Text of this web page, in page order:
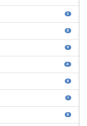
2
8
9
4
8
1
8